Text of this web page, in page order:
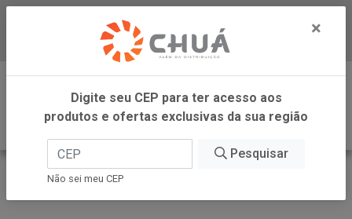
Baixe já nosso APP
0
INÍCIO
DORI GELATINA
×
Digite seu CEP para ter acesso aos
produtos e ofertas exclusivas da sua região
Pesquisar
Não sei meu CEP